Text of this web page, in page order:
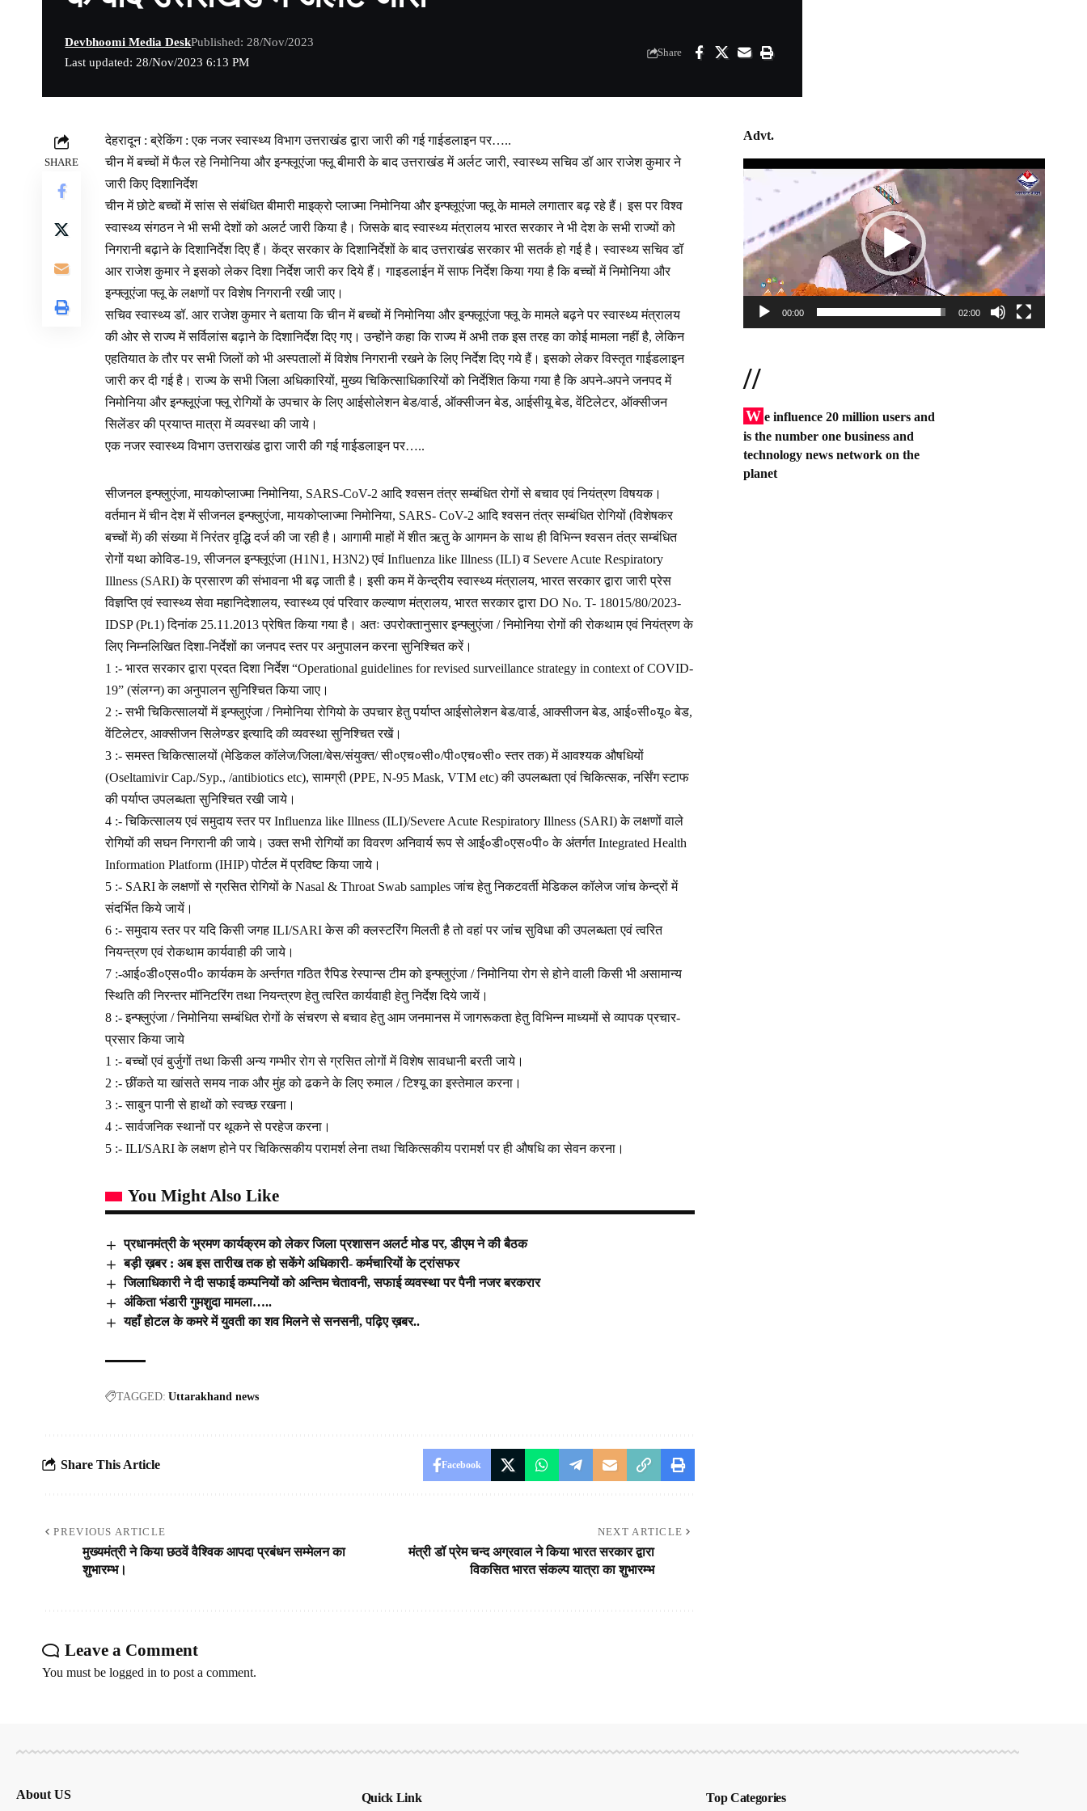
Last updated: 28/Nov/2023 6:13 PM
Devbhoomi Media DeskPublished: 28/Nov/2023
Share
SHARE
देहरादून : ब्रेकिंग : एक नजर स्वास्थ्य विभाग उत्तराखंड द्वारा जारी की गई गाईडलाइन पर…..
चीन में बच्चों में फैल रहे निमोनिया और इन्फ्लूएंजा फ्लू बीमारी के बाद उत्तराखंड में अर्लट जारी, स्वास्थ्य सचिव डॉ आर राजेश कुमार ने
जारी किए दिशानिर्देश
चीन में छोटे बच्चों में सांस से संबंधित बीमारी माइक्रो प्लाज्मा निमोनिया और इन्फ्लूएंजा फ्लू के मामले लगातार बढ़ रहे हैं। इस पर विश्व
स्वास्थ्य संगठन ने भी सभी देशों को अलर्ट जारी किया है। जिसके बाद स्वास्थ्य मंत्रालय भारत सरकार ने भी देश के सभी राज्यों को
निगरानी बढ़ाने के दिशानिर्देश दिए हैं। केंद्र सरकार के दिशानिर्देशों के बाद उत्तराखंड सरकार भी सतर्क हो गई है। स्वास्थ्य सचिव डॉ
आर राजेश कुमार ने इसको लेकर दिशा निर्देश जारी कर दिये हैं। गाइडलाईन में साफ निर्देश किया गया है कि बच्चों में निमोनिया और
इन्फ्लूएंजा फ्लू के लक्षणों पर विशेष निगरानी रखी जाए।
सचिव स्वास्थ्य डॉ. आर राजेश कुमार ने बताया कि चीन में बच्चों में निमोनिया और इन्फ्लूएंजा फ्लू के मामले बढ़ने पर स्वास्थ्य मंत्रालय
की ओर से राज्य में सर्विलांस बढ़ाने के दिशानिर्देश दिए गए। उन्होंने कहा कि राज्य में अभी तक इस तरह का कोई मामला नहीं है, लेकिन
एहतियात के तौर पर सभी जिलों को भी अस्पतालों में विशेष निगरानी रखने के लिए निर्देश दिए गये हैं। इसको लेकर विस्तृत गाईडलाइन
जारी कर दी गई है। राज्य के सभी जिला अधिकारियों, मुख्य चिकित्साधिकारियों को निर्देशित किया गया है कि अपने-अपने जनपद में
निमोनिया और इन्फ्लूएंजा फ्लू रोगियों के उपचार के लिए आईसोलेशन बेड/वार्ड, ऑक्सीजन बेड, आईसीयू बेड, वेंटिलेटर, ऑक्सीजन
सिलेंडर की प्रयाप्त मात्रा में व्यवस्था की जाये।
एक नजर स्वास्थ्य विभाग उत्तराखंड द्वारा जारी की गई गाईडलाइन पर…..
सीजनल इन्फ्लुएंजा, मायकोप्लाज्मा निमोनिया, SARS-CoV-2 आदि श्वसन तंत्र सम्बंधित रोगों से बचाव एवं नियंत्रण विषयक।
वर्तमान में चीन देश में सीजनल इन्फ्लुएंजा, मायकोप्लाज्मा निमोनिया, SARS- CoV-2 आदि श्वसन तंत्र सम्बंधित रोगियों (विशेषकर
बच्चों में) की संख्या में निरंतर वृद्धि दर्ज की जा रही है। आगामी माहों में शीत ऋतु के आगमन के साथ ही विभिन्न श्वसन तंत्र सम्बंधित
रोगों यथा कोविड-19, सीजनल इन्फ्लूएंजा (H1N1, H3N2) एवं Influenza like Illness (ILI) व Severe Acute Respiratory
Illness (SARI) के प्रसारण की संभावना भी बढ़ जाती है। इसी कम में केन्द्रीय स्वास्थ्य मंत्रालय, भारत सरकार द्वारा जारी प्रेस
विज्ञप्ति एवं स्वास्थ्य सेवा महानिदेशालय, स्वास्थ्य एवं परिवार कल्याण मंत्रालय, भारत सरकार द्वारा DO No. T- 18015/80/2023-
IDSP (Pt.1) दिनांक 25.11.2013 प्रेषित किया गया है। अतः उपरोक्तानुसार इन्फ्लुएंजा / निमोनिया रोगों की रोकथाम एवं नियंत्रण के
लिए निम्नलिखित दिशा-निर्देशों का जनपद स्तर पर अनुपालन करना सुनिश्चित करें।
1 :- भारत सरकार द्वारा प्रदत दिशा निर्देश “Operational guidelines for revised surveillance strategy in context of COVID-
19” (संलग्न) का अनुपालन सुनिश्चित किया जाए।
2 :- सभी चिकित्सालयों में इन्फ्लुएंजा / निमोनिया रोगियो के उपचार हेतु पर्याप्त आईसोलेशन बेड/वार्ड, आक्सीजन बेड, आई०सी०यू० बेड,
वेंटिलेटर, आक्सीजन सिलेण्डर इत्यादि की व्यवस्था सुनिश्चित रखें।
3 :- समस्त चिकित्सालयों (मेडिकल कॉलेज/जिला/बेस/संयुक्त/ सी०एच०सी०/पी०एच०सी० स्तर तक) में आवश्यक औषधियों
(Oseltamivir Cap./Syp., /antibiotics etc), सामग्री (PPE, N-95 Mask, VTM etc) की उपलब्धता एवं चिकित्सक, नर्सिंग स्टाफ
की पर्याप्त उपलब्धता सुनिश्चित रखी जाये।
4 :- चिकित्सालय एवं समुदाय स्तर पर Influenza like Illness (ILI)/Severe Acute Respiratory Illness (SARI) के लक्षणों वाले
रोगियों की सघन निगरानी की जाये। उक्त सभी रोगियों का विवरण अनिवार्य रूप से आई०डी०एस०पी० के अंतर्गत Integrated Health
Information Platform (IHIP) पोर्टल में प्रविष्ट किया जाये।
5 :- SARI के लक्षणों से ग्रसित रोगियों के Nasal & Throat Swab samples जांच हेतु निकटवर्ती मेडिकल कॉलेज जांच केन्द्रों में
संदर्भित किये जायें।
6 :- समुदाय स्तर पर यदि किसी जगह ILI/SARI केस की क्लस्टरिंग मिलती है तो वहां पर जांच सुविधा की उपलब्धता एवं त्वरित
नियन्त्रण एवं रोकथाम कार्यवाही की जाये।
7 :-आई०डी०एस०पी० कार्यकम के अर्न्तगत गठित रैपिड रेस्पान्स टीम को इन्फ्लुएंजा / निमोनिया रोग से होने वाली किसी भी असामान्य
स्थिति की निरन्तर मॉनिटरिंग तथा नियन्त्रण हेतु त्वरित कार्यवाही हेतु निर्देश दिये जायें।
8 :- इन्फ्लुएंजा / निमोनिया सम्बंधित रोगों के संचरण से बचाव हेतु आम जनमानस में जागरूकता हेतु विभिन्न माध्यमों से व्यापक प्रचार-
प्रसार किया जाये
1 :- बच्चों एवं बुर्जुगों तथा किसी अन्य गम्भीर रोग से ग्रसित लोगों में विशेष सावधानी बरती जाये।
2 :- छींकते या खांसते समय नाक और मुंह को ढकने के लिए रुमाल / टिश्यू का इस्तेमाल करना।
3 :- साबुन पानी से हाथों को स्वच्छ रखना।
4 :- सार्वजनिक स्थानों पर थूकने से परहेज करना।
5 :- ILI/SARI के लक्षण होने पर चिकित्सकीय परामर्श लेना तथा चिकित्सकीय परामर्श पर ही औषधि का सेवन करना।
You Might Also Like
प्रधानमंत्री के भ्रमण कार्यक्रम को लेकर जिला प्रशासन अलर्ट मोड पर, डीएम ने की बैठक
बड़ी ख़बर : अब इस तारीख तक हो सकेंगे अधिकारी- कर्मचारियों के ट्रांसफर
जिलाधिकारी ने दी सफाई कम्पनियों को अन्तिम चेतावनी, सफाई व्यवस्था पर पैनी नजर बरकरार
अंकिता भंडारी गुमशुदा मामला…..
यहाँ होटल के कमरे में युवती का शव मिलने से सनसनी, पढ़िए ख़बर..
TAGGED: Uttarakhand news
Share This Article Facebook
PREVIOUS ARTICLE
मुख्यमंत्री ने किया छठवें वैश्विक आपदा प्रबंधन सम्मेलन का
शुभारम्भ।
NEXT ARTICLE
मंत्री डॉ प्रेम चन्द अग्रवाल ने किया भारत सरकार द्वारा
विकसित भारत संकल्प यात्रा का शुभारम्भ
Leave a Comment
You must be logged in to post a comment.
Advt.
Video
00:00 02:00
//
W e influence 20 million users and
is the number one business and
technology news network on the
planet
About US Quick Link Top Categories